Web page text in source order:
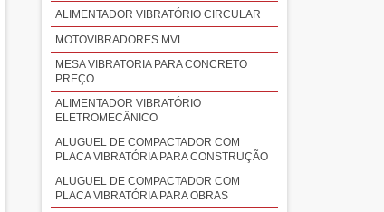
ALIMENTADOR VIBRATÓRIO CIRCULAR
MOTOVIBRADORES MVL
MESA VIBRATORIA PARA CONCRETO
PREÇO
ALIMENTADOR VIBRATÓRIO
ELETROMECÂNICO
ALUGUEL DE COMPACTADOR COM
PLACA VIBRATÓRIA PARA CONSTRUÇÃO
ALUGUEL DE COMPACTADOR COM
PLACA VIBRATÓRIA PARA OBRAS